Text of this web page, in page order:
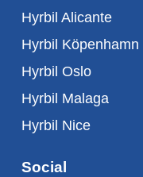
Hyrbil Alicante
Hyrbil Köpenhamn
Hyrbil Oslo
Hyrbil Malaga
Hyrbil Nice
Social